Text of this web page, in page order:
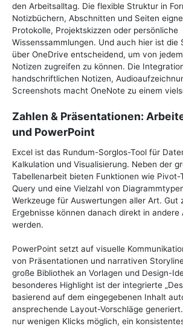
den Arbeitsalltag. Die flexible Struktur in
Notizbüchern, Abschnitten und Seiten
Protokolle, Projektskizzen oder persönliche
Wissenssammlungen. Und auch hier ist die
über OneDrive entscheidend, um von
Notizen zugreifen zu können. Die
handschriftlichen Notizen,
Screenshots macht OneNote zu einem
Zahlen & Präsentationen:
und PowerPoint
Excel ist das Rundum-Sorglos-Tool für
Kalkulation und Visualisierung. Neben der
Tabellenarbeit bieten Funktionen wie Pivot-
Query und eine Vielzahl von
Werkzeuge für Auswertungen aller Art. Gut
Ergebnisse können danach direkt in andere
werden.
PowerPoint setzt auf visuelle
von Präsentationen und narrativen
große Bibliothek an Vorlagen und Design-
besonderes Highlight ist der integrierte
basierend auf dem eingegebenen Inhalt
ansprechende Layout-Vorschläge
nur wenigen Klicks möglich, ein